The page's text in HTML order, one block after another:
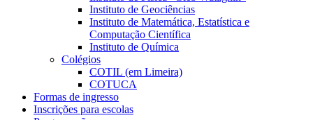
Instituto de Geociências
Instituto de Matemática, Estatística e
Computação Científica
Instituto de Química
Colégios
COTIL (em Limeira)
COTUCA
Formas de ingresso
Inscrições para escolas